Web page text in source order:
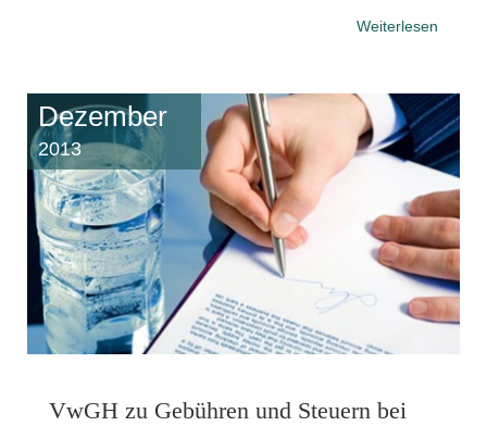
Weiterlesen
Dezember
2013
VwGH zu Gebühren und Steuern bei